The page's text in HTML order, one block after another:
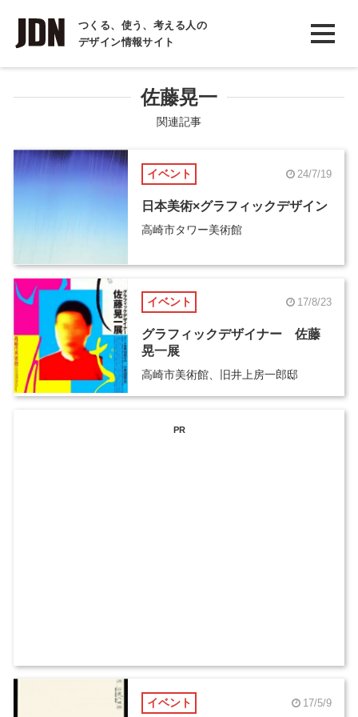
つくる、使う、考える人の
デザイン情報サイト
INTERVIEW
インタビュー
COLUMN
コラム
佐藤晃一
関連記事
イベント 24/7/19
日本美術×グラフィックデザイン
高崎市タワー美術館
イベント 17/8/23
グラフィックデザイナー 佐藤
晃一展
高崎市美術館、旧井上房一郎邸
PR
イベント 17/5/9